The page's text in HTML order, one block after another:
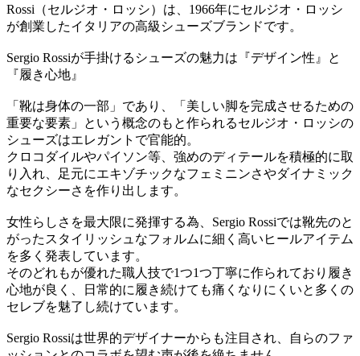
Rossi（セルジオ・ロッシ）は、1966年にセルジオ・ロッシ
が創業したイタリアの高級シューズブランドです。
Sergio Rossiが手掛けるシューズの魅力は『デザイン性』と
『履き心地』
「靴は身体の一部」であり、「美しい脚を完成させるための
重要な要素」という概念のもと作られるセルジオ・ロッシの
シューズはエレガントで官能的。
クロコダイルやパイソン等、強めのディテールを積極的に取
り入れ、足元にエキゾチックなフェミニンさやダイナミック
なセクシーさを作り出します。
女性らしさを最大限に発揮する為、Sergio Rossiでは靴先のと
がったスタイリッシュなフォルムに細く高いヒールアイテム
を多く発表しています。
そのどれもが優れた職人技で1つ1つ丁寧に作られており履き
心地が良く、日常的に履き続けても痛くなりにくいと多くの
セレブを魅了し続けています。
Sergio Rossiは世界的デザイナーからも注目され、自らのファ